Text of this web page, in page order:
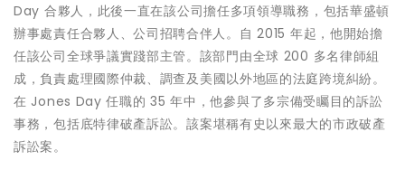
Day 合夥人，此後一直在該公司擔任多項領導職務，包括華盛頓
辦事處責任合夥人、公司招聘合伴人。自 2015 年起，他開始擔
任該公司全球爭議實踐部主管。該部門由全球 200 多名律師組
成，負責處理國際仲裁、調查及美國以外地區的法庭跨境糾紛。
在 Jones Day 任職的 35年中，他參與了多宗備受矚目的訴訟
事務，包括底特律破產訴訟。該案堪稱有史以來最大的市政破產
訴訟案。